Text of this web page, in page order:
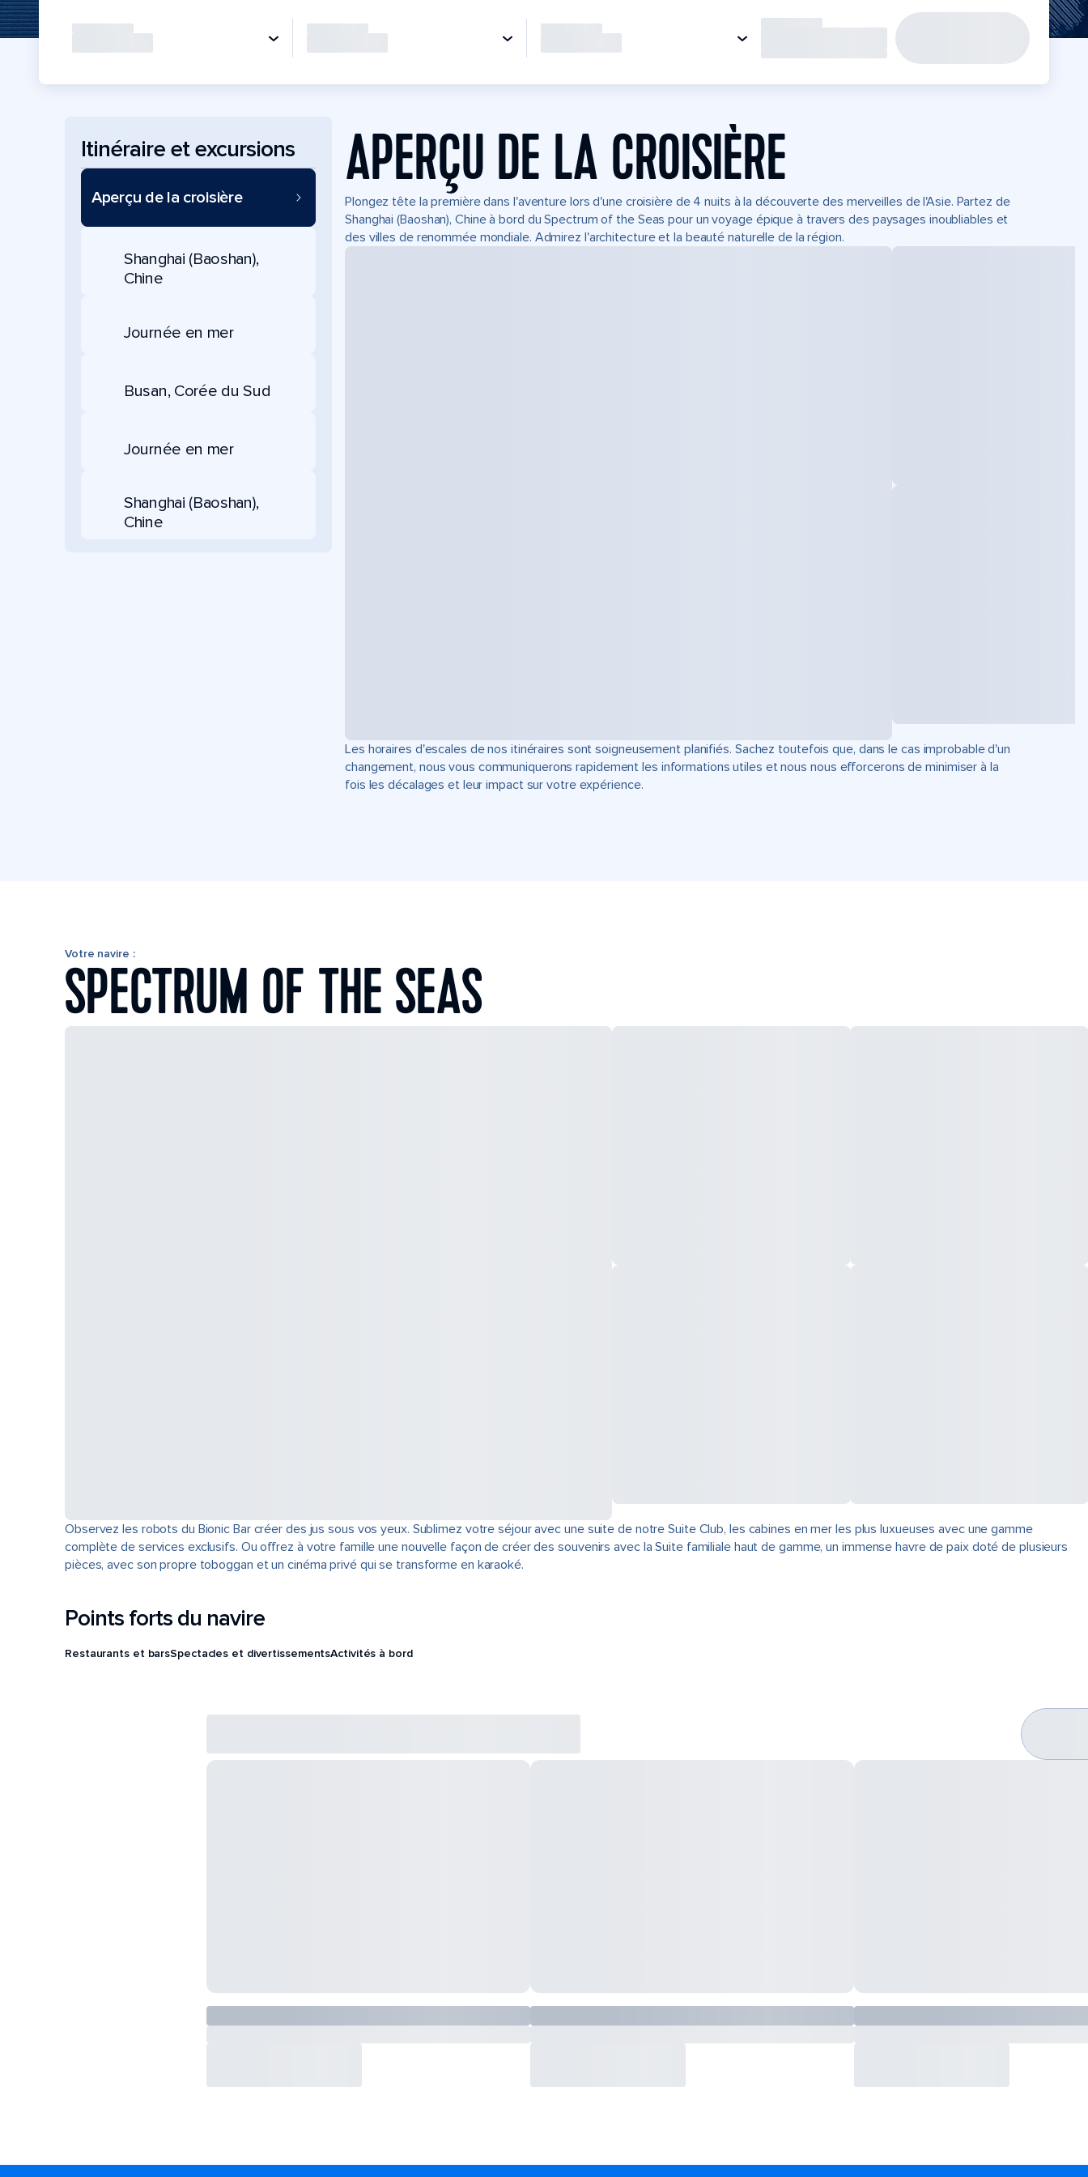
Itinéraire et excursions
Aperçu de la croisière
Shanghai (Baoshan),
Chine
Journée en mer
Busan, Corée du Sud
Journée en mer
Shanghai (Baoshan),
Chine
APERÇU DE LA CROISIÈRE
Plongez tête la première dans l'aventure lors d'une croisière de 4 nuits à la découverte des merveilles de l'Asie. Partez de
Shanghai (Baoshan), Chine à bord du Spectrum of the Seas pour un voyage épique à travers des paysages inoubliables et
des villes de renommée mondiale. Admirez l'architecture et la beauté naturelle de la région.
Les horaires d'escales de nos itinéraires sont soigneusement planifiés. Sachez toutefois que, dans le cas improbable d'un
changement, nous vous communiquerons rapidement les informations utiles et nous nous efforcerons de minimiser à la
fois les décalages et leur impact sur votre expérience.
Votre navire :
SPECTRUM OF THE SEAS
Observez les robots du Bionic Bar créer des jus sous vos yeux. Sublimez votre séjour avec une suite de notre Suite Club, les cabines en mer les plus luxueuses avec une gamme
complète de services exclusifs. Ou offrez à votre famille une nouvelle façon de créer des souvenirs avec la Suite familiale haut de gamme, un immense havre de paix doté de plusieurs
pièces, avec son propre toboggan et un cinéma privé qui se transforme en karaoké.
Points forts du navire
Restaurants et barsSpectacles et divertissementsActivités à bord